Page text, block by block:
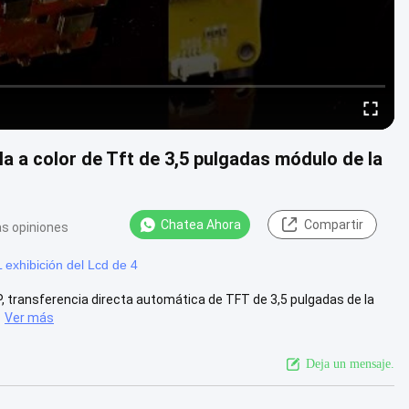
a color de Tft de 3,5 pulgadas módulo de la
opiniones Chatea Ahora Compartir
exhibición del Lcd de 4
transferencia directa automática de TFT de 3,5 pulgadas de la
Ver más
Deja un mensaje.